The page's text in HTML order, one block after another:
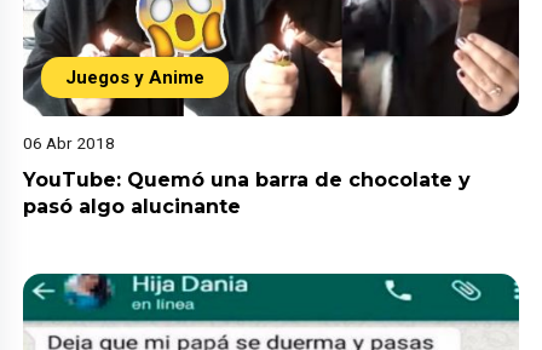
Juegos y Anime
06 Abr 2018
YouTube: Quemó una barra de chocolate y
pasó algo alucinante